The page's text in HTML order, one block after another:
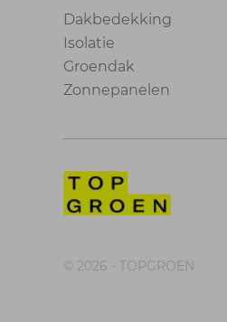
Dakbedekking
Isolatie
Groendak
Zonnepanelen
© 2026 - TOPGROEN